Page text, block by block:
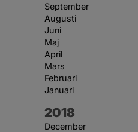
September
Augusti
Juni
Maj
April
Mars
Februari
Januari
År:
2018
December